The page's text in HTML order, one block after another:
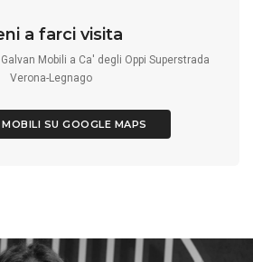
a farci visita
Mobili a Ca' degli Oppi Superstrada
Verona-Legnago
MOBILI SU GOOGLE MAPS